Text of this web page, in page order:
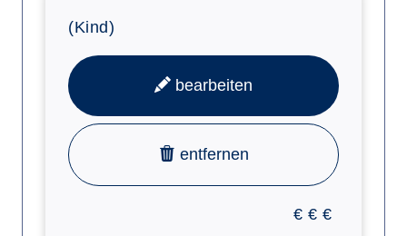
(Kind)
bearbeiten
entfernen
€ € €